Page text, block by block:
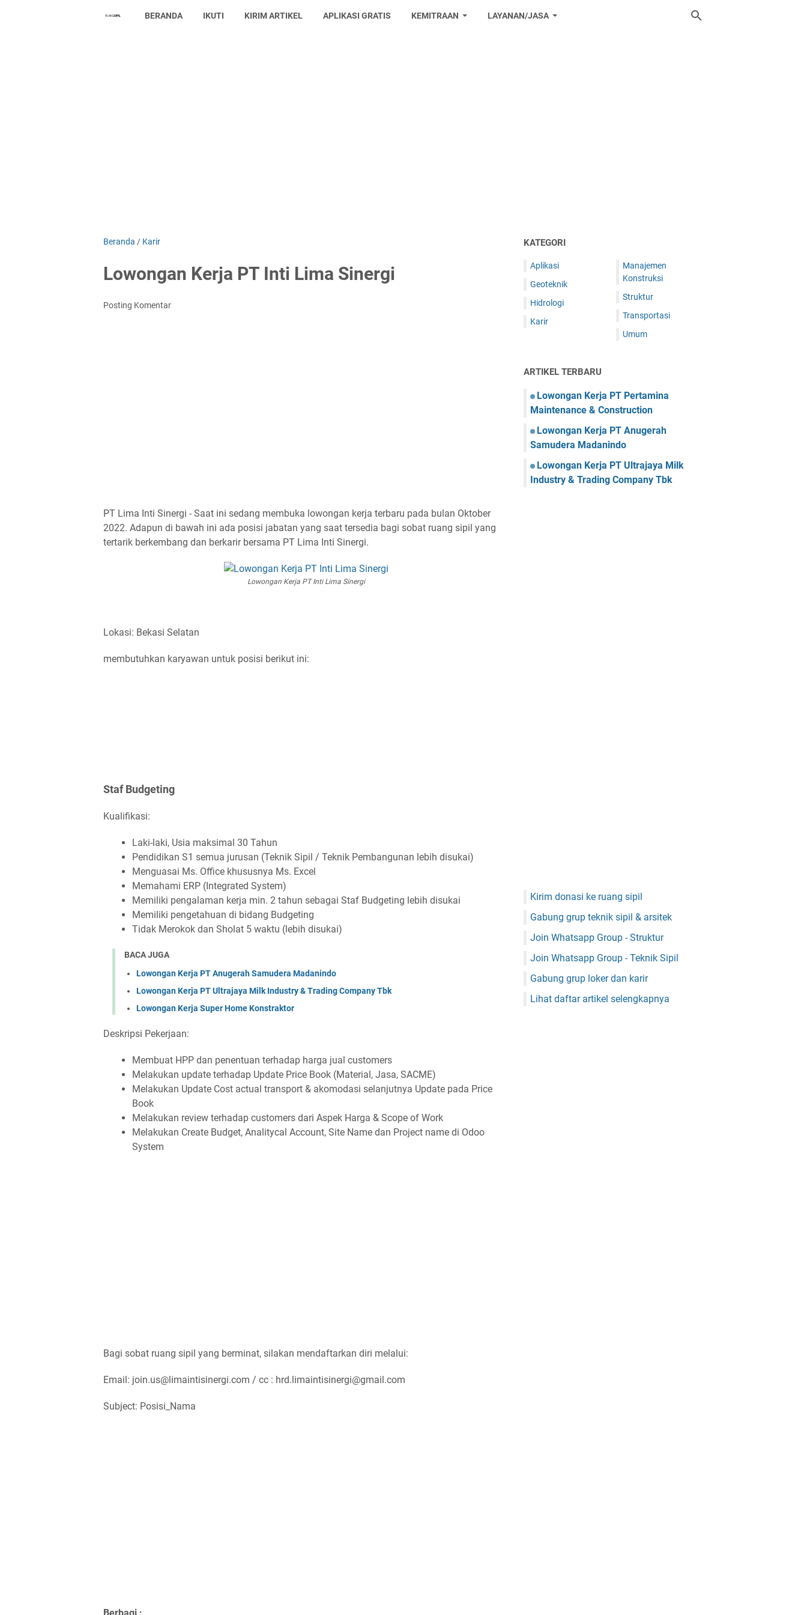
BERANDA IKUTI KIRIM ARTIKEL APLIKASI GRATIS KEMITRAAN LAYANAN/JASA
Beranda / Karir
Lowongan Kerja PT Inti Lima Sinergi
Posting Komentar
PT Lima Inti Sinergi - Saat ini sedang membuka lowongan kerja terbaru pada bulan Oktober
2022. Adapun di bawah ini ada posisi jabatan yang saat tersedia bagi sobat ruang sipil yang
tertarik berkembang dan berkarir bersama PT Lima Inti Sinergi.
Lowongan Kerja PT Inti Lima Sinergi
Lokasi: Bekasi Selatan
membutuhkan karyawan untuk posisi berikut ini:
Staf Budgeting
Kualifikasi:
Laki-laki, Usia maksimal 30 Tahun
Pendidikan S1 semua jurusan (Teknik Sipil / Teknik Pembangunan lebih disukai)
Menguasai Ms. Office khususnya Ms. Excel
Memahami ERP (Integrated System)
Memiliki pengalaman kerja min. 2 tahun sebagai Staf Budgeting lebih disukai
Memiliki pengetahuan di bidang Budgeting
Tidak Merokok dan Sholat 5 waktu (lebih disukai)
BACA JUGA
Lowongan Kerja PT Anugerah Samudera Madanindo
Lowongan Kerja PT Ultrajaya Milk Industry & Trading Company Tbk
Lowongan Kerja Super Home Konstraktor
Deskripsi Pekerjaan:
Membuat HPP dan penentuan terhadap harga jual customers
Melakukan update terhadap Update Price Book (Material, Jasa, SACME)
Melakukan Update Cost actual transport & akomodasi selanjutnya Update pada Price
Book
Melakukan review terhadap customers dari Aspek Harga & Scope of Work
Melakukan Create Budget, Analitycal Account, Site Name dan Project name di Odoo
System
Bagi sobat ruang sipil yang berminat, silakan mendaftarkan diri melalui:
Email: join.us@limaintisinergi.com / cc : hrd.limaintisinergi@gmail.com
Subject: Posisi_Nama
Berbagi :
KATEGORI
Aplikasi
Geoteknik
Hidrologi
Karir
Manajemen
Konstruksi
Struktur
Transportasi
Umum
ARTIKEL TERBARU
Lowongan Kerja PT Pertamina
Maintenance & Construction
Lowongan Kerja PT Anugerah
Samudera Madanindo
Lowongan Kerja PT Ultrajaya Milk
Industry & Trading Company Tbk
Kirim donasi ke ruang sipil
Gabung grup teknik sipil & arsitek
Join Whatsapp Group - Struktur
Join Whatsapp Group - Teknik Sipil
Gabung grup loker dan karir
Lihat daftar artikel selengkapnya